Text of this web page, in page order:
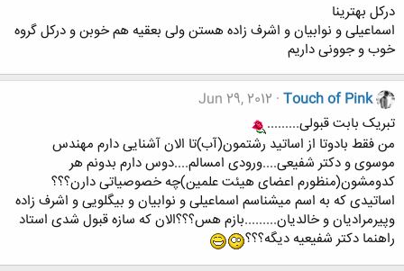
درکل بهترینا
اسماعیلی و نوابیان و اشرف زاده هستن ولی بعقیه هم خوبن و درکل گروه
خوب و جوونی داریم
Touch of Pink
Jun 29, 2012
تبریک بابت قبولی.........
من فقط بادوتا از اساتید رشتمون(آب)تا الان آشنایی دارم مهندس
موسوی و دکتر شفیعی....ورودی امسالم....دوس دارم بدونم هر
کدومشون(منظورم اعضای هیئت علمین)چه خصوصیاتی دارن؟؟؟
اساتیدی که به اسم میشناسم اسماعیلی و نوابیان و بیگلویی و اشرف زاده
وپیرمرادیان و خالدیان.........بازم هس؟؟؟الان که سازه قبول شدی استاد
راهنما دکتر شفیعیه دیگه؟؟؟